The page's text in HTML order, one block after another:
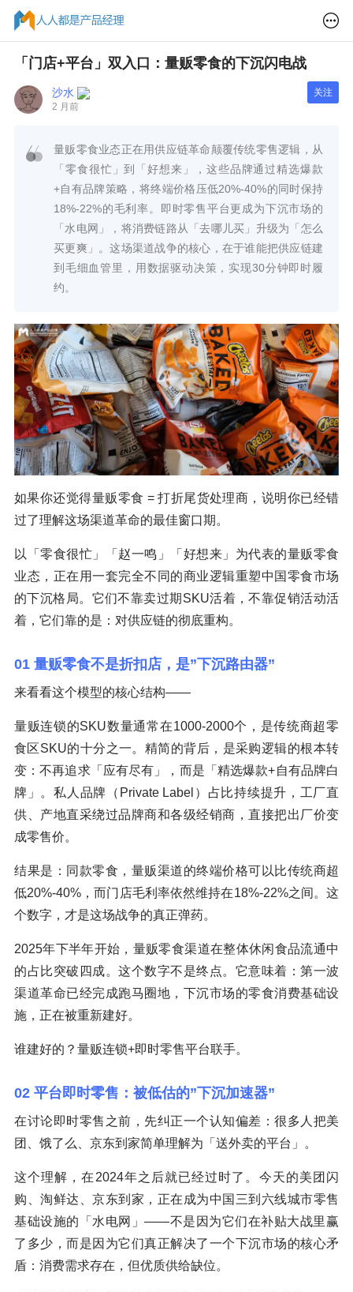
「门店+平台」双入口：量贩零食的下沉闪电战
沙水
2 月前
关注
量贩零食业态正在用供应链革命颠覆传统零售逻辑，从
「零食很忙」到「好想来」，这些品牌通过精选爆款
+自有品牌策略，将终端价格压低20%-40%的同时保持
18%-22%的毛利率。即时零售平台更成为下沉市场的
「水电网」，将消费链路从「去哪儿买」升级为「怎么
买更爽」。这场渠道战争的核心，在于谁能把供应链建
到毛细血管里，用数据驱动决策，实现30分钟即时履
约。
如果你还觉得量贩零食 = 打折尾货处理商，说明你已经错
过了理解这场渠道革命的最佳窗口期。
以「零食很忙」「赵一鸣」「好想来」为代表的量贩零食
业态，正在用一套完全不同的商业逻辑重塑中国零食市场
的下沉格局。它们不靠卖过期SKU活着，不靠促销活动活
着，它们靠的是：对供应链的彻底重构。
01 量贩零食不是折扣店，是”下沉路由器”
来看看这个模型的核心结构——
量贩连锁的SKU数量通常在1000-2000个，是传统商超零
食区SKU的十分之一。精简的背后，是采购逻辑的根本转
变：不再追求「应有尽有」，而是「精选爆款+自有品牌白
牌」。私人品牌（Private Label）占比持续提升，工厂直
供、产地直采绕过品牌商和各级经销商，直接把出厂价变
成零售价。
结果是：同款零食，量贩渠道的终端价格可以比传统商超
低20%-40%，而门店毛利率依然维持在18%-22%之间。这
个数字，才是这场战争的真正弹药。
2025年下半年开始，量贩零食渠道在整体休闲食品流通中
的占比突破四成。这个数字不是终点。它意味着：第一波
渠道革命已经完成跑马圈地，下沉市场的零食消费基础设
施，正在被重新建好。
谁建好的？量贩连锁+即时零售平台联手。
02 平台即时零售：被低估的”下沉加速器”
在讨论即时零售之前，先纠正一个认知偏差：很多人把美
团、饿了么、京东到家简单理解为「送外卖的平台」。
这个理解，在2024年之后就已经过时了。今天的美团闪
购、淘鲜达、京东到家，正在成为中国三到六线城市零售
基础设施的「水电网」——不是因为它们在补贴大战里赢
了多少，而是因为它们真正解决了一个下沉市场的核心矛
盾：消费需求存在，但优质供给缺位。